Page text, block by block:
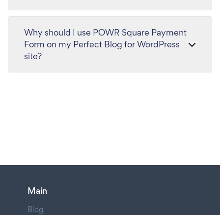
Why should I use POWR Square Payment
Form on my Perfect Blog for WordPress
site?
Main
Blog